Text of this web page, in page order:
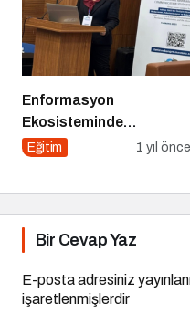
Enformasyon
Ekosisteminde
Dezenformasyon ve
Eğitim 1 yıl önce
Bir Cevap Yaz
E-posta adresiniz
işaretlenmişlerdir